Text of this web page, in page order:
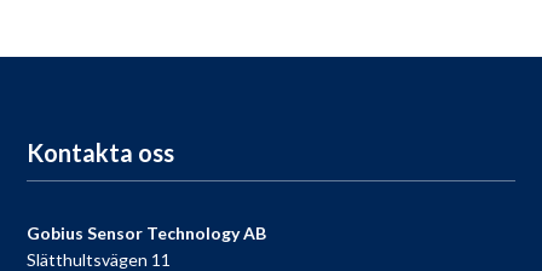
Kontakta oss
Gobius Sensor Technology AB
Slätthultsvägen 11